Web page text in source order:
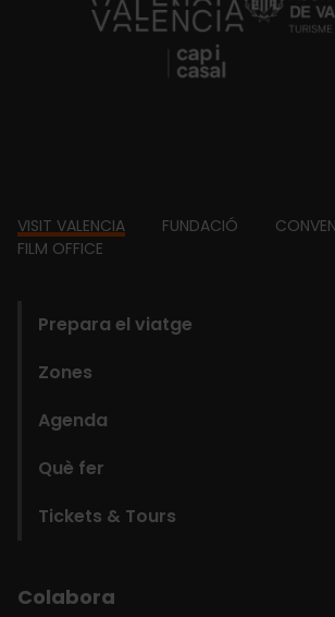
https://
Footer
VISIT VALENCIA FUNDACIÓ
FILM OFFICE
Prepara el viatge
Zones
Agenda
Què fer
Tickets & Tours
Colabora